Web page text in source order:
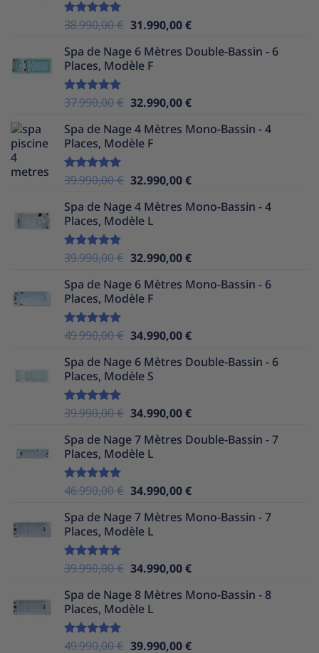
Note5.00
38.990,00€ Le
initial
était :
31.990,00€Le
actuel
Spa de Nage 6 Mètres Double-Bassin - 6
Places, Modèle F
Note5.00
37.990,00€ Le
initial
était :
32.990,00€Le
actuel
Spa de Nage 4 Mètres Mono-Bassin - 4
Places, Modèle F
Note5.00
39.990,00€ Le
initial
était :
32.990,00€Le
actuel
Spa de Nage 4 Mètres Mono-Bassin - 4
Places, Modèle L
Note5.00
39.990,00€ Le
initial
était :
32.990,00€Le
actuel
Spa de Nage 6 Mètres Mono-Bassin - 6
Places, Modèle F
Note5.00
49.990,00€ Le
initial
était :
34.990,00€Le
actuel
Spa de Nage 6 Mètres Double-Bassin - 6
Places, Modèle S
Note5.00
39.990,00€ Le
initial
était :
34.990,00€Le
actuel
Spa de Nage 7 Mètres Double-Bassin - 7
Places, Modèle L
Note5.00
46.990,00€ Le
initial
était :
34.990,00€Le
actuel
Spa de Nage 7 Mètres Mono-Bassin - 7
Places, Modèle L
Note5.00
39.990,00€ Le
initial
était :
34.990,00€Le
actuel
Spa de Nage 8 Mètres Mono-Bassin - 8
Places, Modèle L
Note5.00
49.990,00€ Le
39.990,00€Le